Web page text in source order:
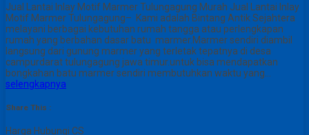
Jual Lantai Inlay Motif Marmer Tulungagung Murah Jual Lantai Inlay
Motif Marmer Tulungagung– Kami adalah Bintang Antik Sejahtera
melayani berbagai kebutuhan rumah tangga atau perlengkapan
rumah yang berbahan dasar batu marmer.Marmer sendiri diambil
langsung dari gunung marmer yang terletak tepatnya di desa
campurdarat tulungagung jawa timur.untuk bisa mendapatkan
bongkahan batu marmer sendiri membutuhkan waktu yang…
selengkapnya
Share This :
Harga Hubungi CS